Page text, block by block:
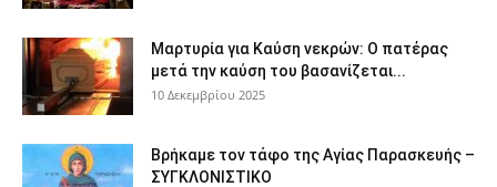
Μαρτυρία για Καύση νεκρών: Ο πατέρας
μετά την καύση του βασανίζεται...
10 Δεκεμβρίου 2025
Βρήκαμε τον τάφο της Αγίας Παρασκευής –
ΣΥΓΚΛΟΝΙΣΤΙΚΟ